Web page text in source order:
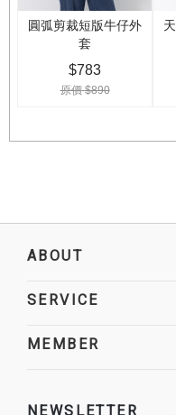
ABOUT
SERVICE
MEMBER